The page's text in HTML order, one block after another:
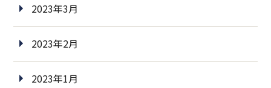
2023年3月
2023年2月
2023年1月